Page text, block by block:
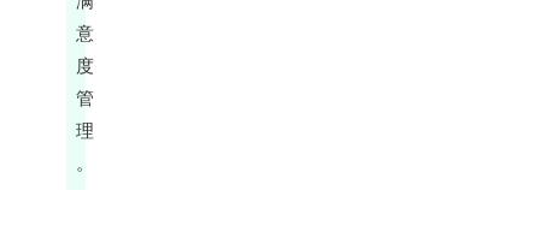
意
度
管
理
。